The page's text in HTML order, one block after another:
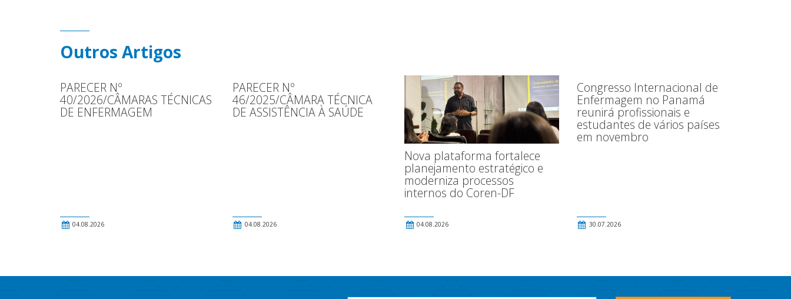
Outros Artigos
PARECER Nº
40/2026/CÂMARAS TÉCNICAS
DE ENFERMAGEM
04.08.2026
PARECER Nº
46/2025/CÂMARA TÉCNICA
DE ASSISTÊNCIA À SAÚDE
04.08.2026
Nova plataforma fortalece
planejamento estratégico e
moderniza processos
internos do Coren-DF
04.08.2026
Congresso Internacional de
Enfermagem no Panamá
reunirá profissionais e
estudantes de vários países
em novembro
30.07.2026